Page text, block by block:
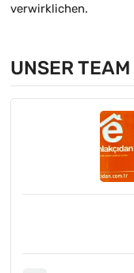
verwirklichen.
UNSER TEAM